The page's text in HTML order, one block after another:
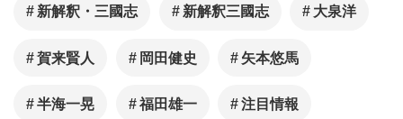
新解釈・三國志 新解釈三國志 大泉洋
賀来賢人 岡田健史 矢本悠馬
半海一晃 福田雄一 注目情報